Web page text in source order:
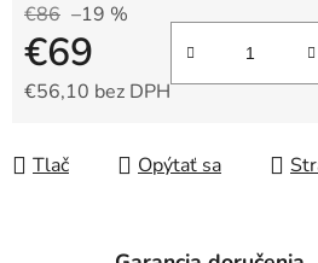
€86 –19 %
€69
€56,10 bez DPH
Tlač Opýtať sa